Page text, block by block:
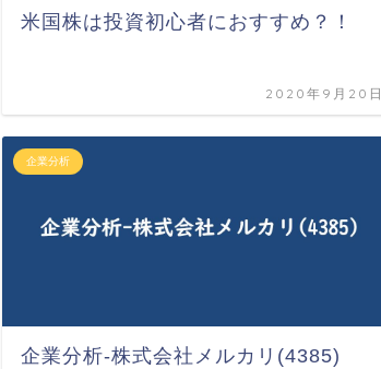
米国株は投資初心者におすすめ？！
2020年9月20日
企業分析
企業分析-株式会社メルカリ(4385)